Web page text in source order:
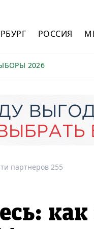
РОССИЯ
2026
партнеров 255